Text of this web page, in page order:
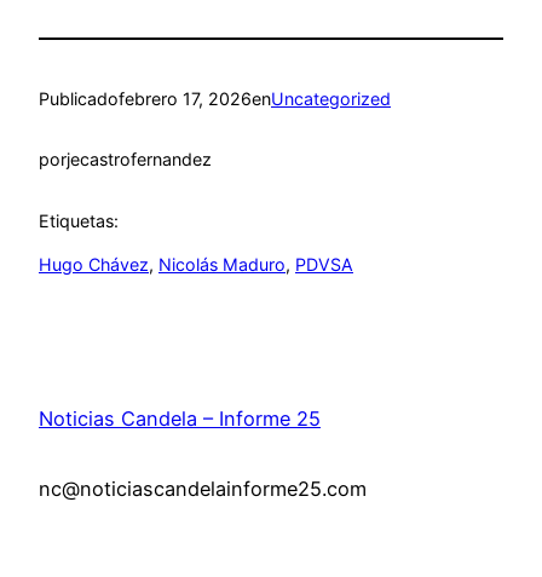
Publicadofebrero 17, 2026enUncategorized
porjecastrofernandez
Etiquetas:
Hugo Chávez, Nicolás Maduro, PDVSA
Noticias Candela – Informe 25
nc@noticiascandelainforme25.com